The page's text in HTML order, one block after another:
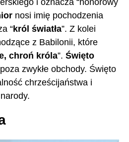
nosi imię pochodzenia
“król światła”. Z kolei
z Babilonii, które
chroń króla”. Święto
zwykłe obchody. Święto
chrześcijaństwa i